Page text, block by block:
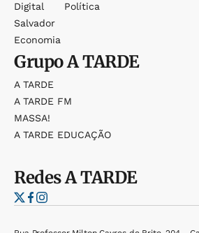
Digital
Salvador
Economia
Política
GrupoA TARDE
A TARDE
A TARDE FM
MASSA!
A TARDE EDUCAÇÃO
RedesA TARDE